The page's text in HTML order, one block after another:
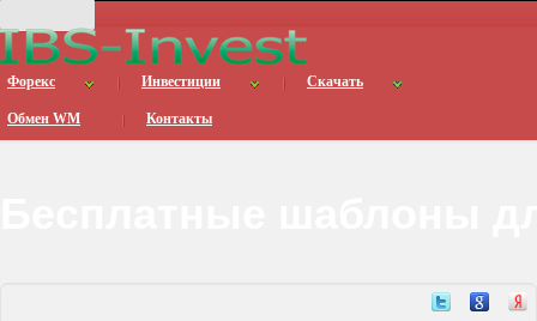
Форекс Инвестиции Скачать
Обмен WM Контакты